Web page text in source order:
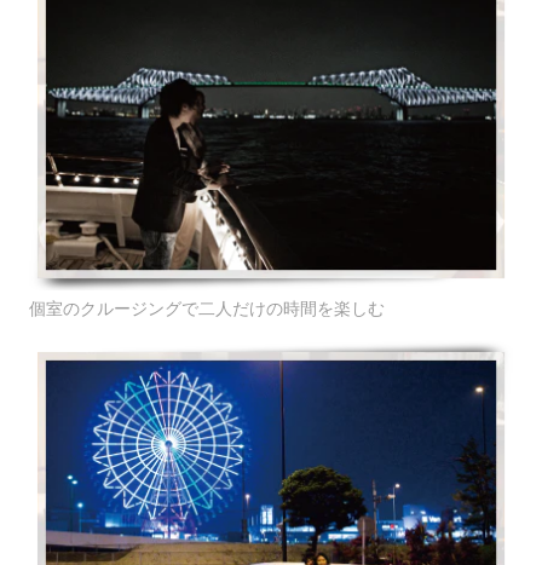
個室のクルージングで二人だけの時間を楽しむ